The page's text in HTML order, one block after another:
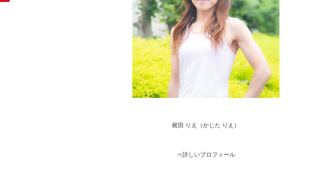
梶田 りえ（かじた りえ）
⇒詳しいプロフィール